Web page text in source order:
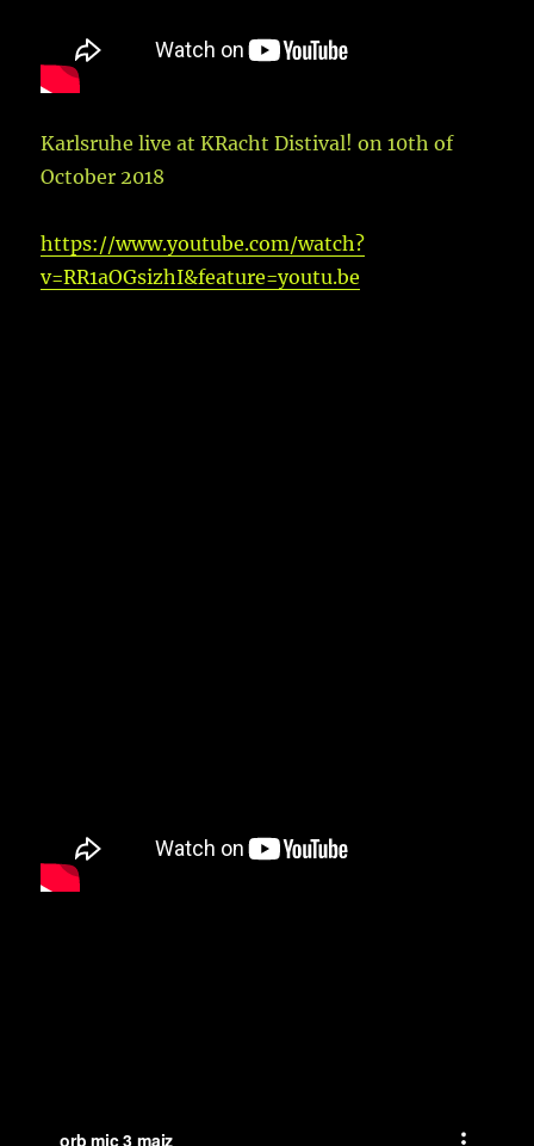
Karlsruhe live at KRacht Distival! on 10th of
October 2018
https://www.youtube.com/watch?
v=RR1aOGsizhI&feature=youtu.be